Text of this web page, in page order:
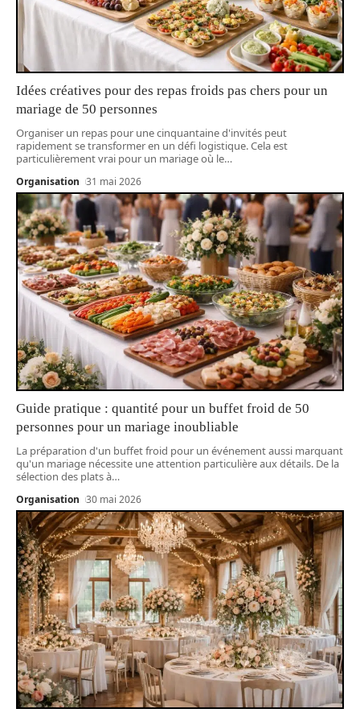
Idées créatives pour des repas froids pas chers pour un
mariage de 50 personnes
Organiser un repas pour une cinquantaine d'invités peut
rapidement se transformer en un défi logistique. Cela est
particulièrement vrai pour un mariage où le…
Organisation 31 mai 2026
Guide pratique : quantité pour un buffet froid de 50
personnes pour un mariage inoubliable
La préparation d'un buffet froid pour un événement aussi marquant
qu'un mariage nécessite une attention particulière aux détails. De la
sélection des plats à…
Organisation 30 mai 2026